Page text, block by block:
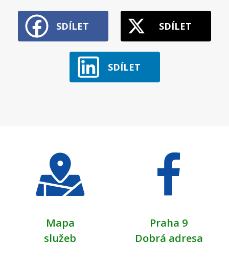
SDÍLET SDÍLET
SDÍLET
Mapa
služeb
Praha 9
Dobrá adresa